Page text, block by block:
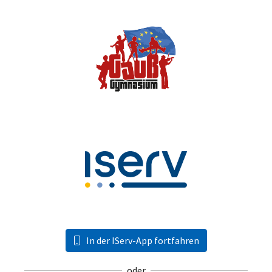
In der IServ-App fortfahren